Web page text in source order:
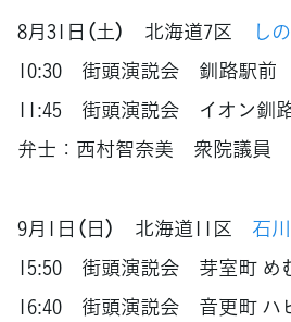
8月31日（土） 北海道7区
し
10:30 街頭演説会 釧路駅前
11:45 街頭演説会 イオン釧
弁士：西村智奈美 衆院議員
9月1日（日） 北海道11区 石
15:50 街頭演説会 芽室町 め
16:40 街頭演説会 音更町 ハ